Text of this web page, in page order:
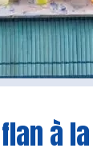
à